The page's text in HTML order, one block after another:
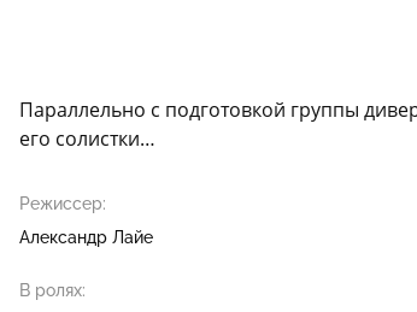
Параллельно с подготовкой группы
его солистки…
Режиссер:
Александр Лайе
В ролях: